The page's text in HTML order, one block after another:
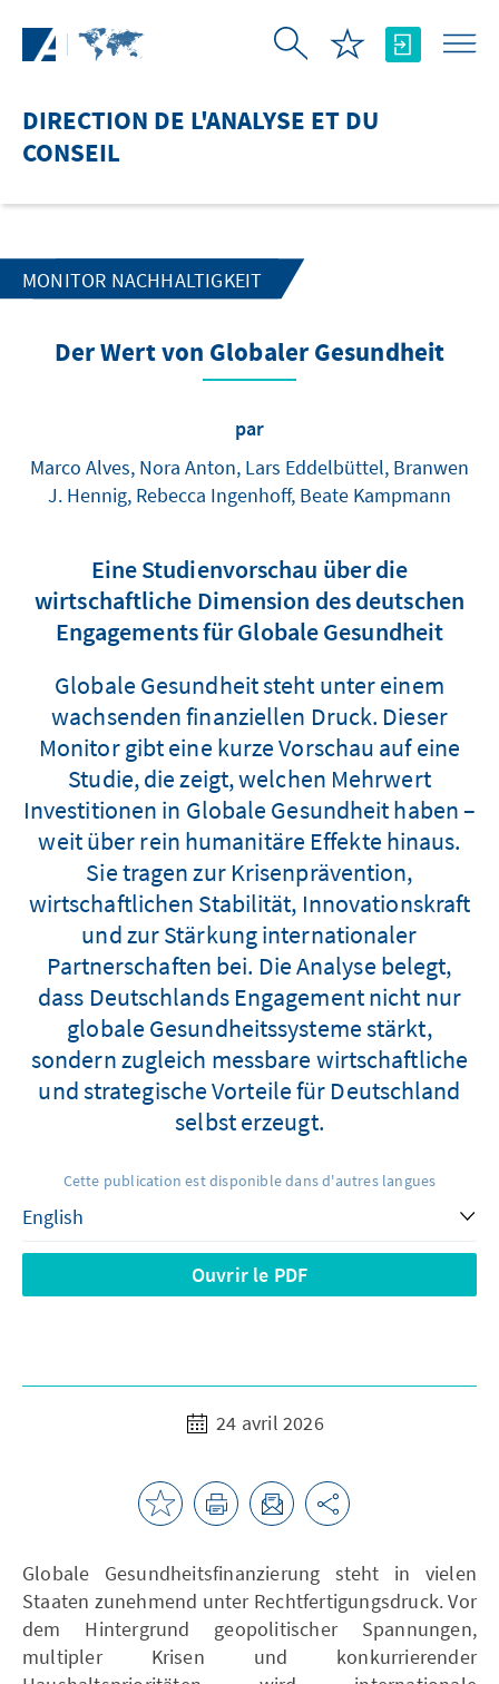
DIRECTION DE L'ANALYSE ET DU
CONSEIL
MONITOR NACHHALTIGKEIT
Der Wert von Globaler Gesundheit
par
Marco Alves, Nora Anton, Lars Eddelbüttel, Branwen
J. Hennig, Rebecca Ingenhoff, Beate Kampmann
Eine Studienvorschau über die
wirtschaftliche Dimension des deutschen
Engagements für Globale Gesundheit
Globale Gesundheit steht unter einem
wachsenden finanziellen Druck. Dieser
Monitor gibt eine kurze Vorschau auf eine
Studie, die zeigt, welchen Mehrwert
Investitionen in Globale Gesundheit haben –
weit über rein humanitäre Effekte hinaus.
Sie tragen zur Krisenprävention,
wirtschaftlichen Stabilität, Innovationskraft
und zur Stärkung internationaler
Partnerschaften bei. Die Analyse belegt,
dass Deutschlands Engagement nicht nur
globale Gesundheitssysteme stärkt,
sondern zugleich messbare wirtschaftliche
und strategische Vorteile für Deutschland
selbst erzeugt.
Cette publication est disponible dans d'autres langues
Ouvrir le PDF
24 avril 2026
Globale Gesundheitsfinanzierung steht in vielen
Staaten zunehmend unter Rechtfertigungsdruck. Vor
dem Hintergrund geopolitischer Spannungen,
multipler Krisen und konkurrierender